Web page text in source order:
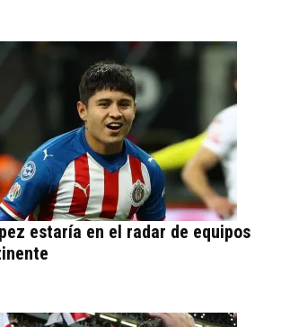
estaría en el radar de equipos